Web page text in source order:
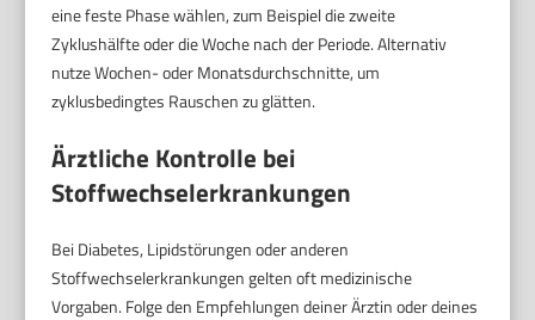
eine feste Phase wählen, zum Beispiel die zweite
Zyklushälfte oder die Woche nach der Periode. Alternativ
nutze Wochen- oder Monatsdurchschnitte, um
zyklusbedingtes Rauschen zu glätten.
Ärztliche Kontrolle bei
Stoffwechselerkrankungen
Bei Diabetes, Lipidstörungen oder anderen
Stoffwechselerkrankungen gelten oft medizinische
Vorgaben. Folge den Empfehlungen deiner Ärztin oder deines